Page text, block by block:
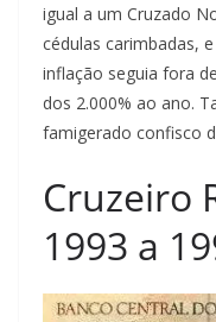
igual a um Cruzado
cédulas carimbadas,
inflação seguia fora
dos 2.000% ao ano.
famigerado confisco
Cruzeiro
1993 a